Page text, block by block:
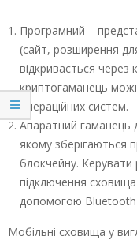
Програмний –
(сайт, розширення
відкривається
криптогаманець
операційних систем.
Апаратний гаманець
якому зберігаються
блокчейну.
підключення
допомогою
Мобільні сховища у